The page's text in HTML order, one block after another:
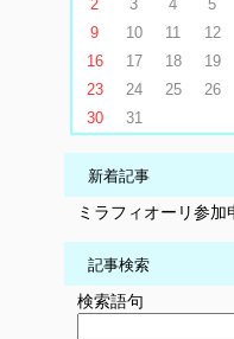
2
3 4 5
9
10 11 12
16
17 18 19
23
24 25 26
30
31
新着記事
ミラフィオーリ参
記事検索
検索語句